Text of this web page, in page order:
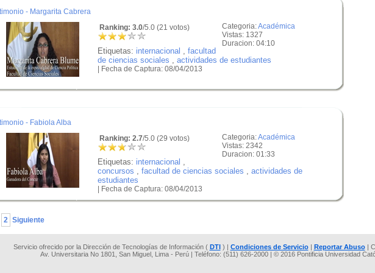
- Margarita Cabrera
Categoria:Académica
Vistas: 1327
Duracion: 04:10
Ranking: 3.0/5.0 (21 votos)
Etiquetas: internacional
facultad
de ciencias sociales
actividades de estudiantes
| Fecha de Captura: 08/04/2013
- Fabiola Alba
Categoria:Académica
Vistas: 2342
Duracion: 01:33
Ranking: 2.7/5.0 (29 votos)
Etiquetas: internacional
concursos
facultad de ciencias sociales
actividades de
estudiantes
| Fecha de Captura: 08/04/2013
2 Siguiente
Servicio ofrecido por la Dirección de Tecnologías de Información ( DTI) | Condiciones de Servicio| Reportar Abuso|
Av. Universitaria No 1801, San Miguel, Lima - Perú | Teléfono: (511) 626-2000 | © 2016 Pontificia Universidad